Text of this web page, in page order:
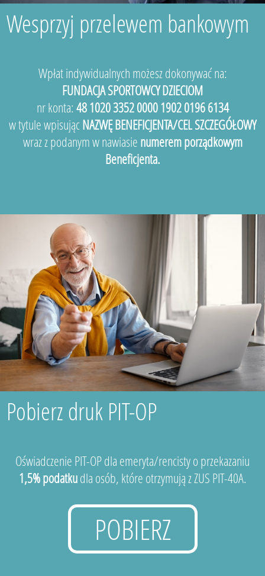
Wesprzyj przelewem bankowym
Wpłat indywidualnych możesz dokonywać na:
FUNDACJA SPORTOWCY DZIECIOM
nr konta: 48 1020 3352 0000 1902 0196 6134
w tytule wpisującNAZWĘ BENEFICJENTA/CEL SZCZEGÓŁOWY
wraz z podanym w nawiasie numerem porządkowym
Beneficjenta.
Pobierz druk PIT-OP
Oświadczenie PIT-OP dla emeryta/rencisty o przekazaniu
1,5% podatkudla osób, które otrzymują z ZUS PIT-40A.
POBIERZ